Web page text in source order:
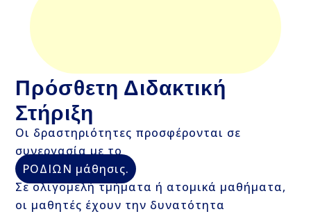
Πρόσθετη Διδακτική
Στήριξη
Οι δραστηριότητες προσφέρονται σε
συνεργασία με το
ΡΟΔΙΩΝ μάθησις.
Σε ολιγομελή τμήματα ή ατομικά μαθήματα,
οι μαθητές έχουν την δυνατότητα